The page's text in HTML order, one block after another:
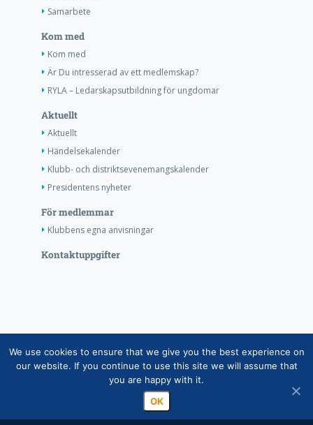
Samarbete
Kom med
Kom med
Är Du intresserad av ett medlemskap?
RYLA – Ledarskapsutbildning för ungdomar
Aktuellt
Aktuellt
Händelsekalender
Klubb- och distriktsevenemangskalender
Presidentens nyheter
För medlemmar
Klubbens egna anvisningar
Kontaktuppgifter
Copyright © Suomen Rotarypalvelu ry 2026 |Redogörelse
över dataskyddet för medlemsdatabasen|Hanteringen av
personuppgifter inom Rotarys verksamhet
We use cookies to ensure that we give you the best experience on
our website. If you continue to use this site we will assume that
you are happy with it.
OK